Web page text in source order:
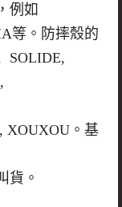
例如
等。防摔殼的
SOLIDE,
XOUXOU。基
貨。